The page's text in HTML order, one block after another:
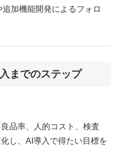
加機能開発によるフォロ
までのステップ
品率、人的コスト、検査
し、AI導入で得たい目標を